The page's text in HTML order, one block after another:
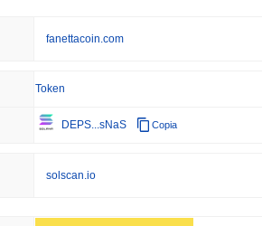
fanettacoin.com
Token
DEPS...sNaS Copia
solscan.io